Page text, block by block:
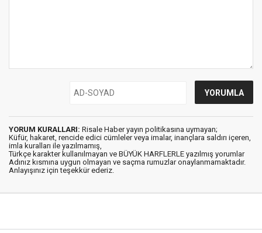
YORUM KURALLARI: Risale Haber yayın politikasına uymayan;
Küfür, hakaret, rencide edici cümleler veya imalar, inançlara saldırı içeren,
imla kuralları ile yazılmamış,
Türkçe karakter kullanılmayan ve BÜYÜK HARFLERLE yazılmış yorumlar
Adınız kısmına uygun olmayan ve saçma rumuzlar onaylanmamaktadır.
Anlayışınız için teşekkür ederiz.